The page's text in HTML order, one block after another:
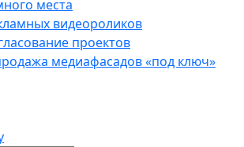
места
видеороликов
проектов
медиафасадов «под ключ»